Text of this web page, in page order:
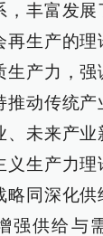
，丰富发
再生产的
生产力，
推动传统
、未来产
义生产力
略同深化
强供给与